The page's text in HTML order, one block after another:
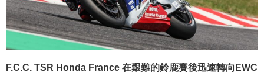
F.C.C. TSR Honda France 在艱難的鈴鹿賽後迅速轉向EWC